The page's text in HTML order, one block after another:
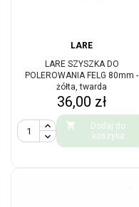
LARE
LARE SZYSZKA DO
POLEROWANIA FELG 80mm -
żółta, twarda
Cena
36,00 zł

Dodaj do
koszyka